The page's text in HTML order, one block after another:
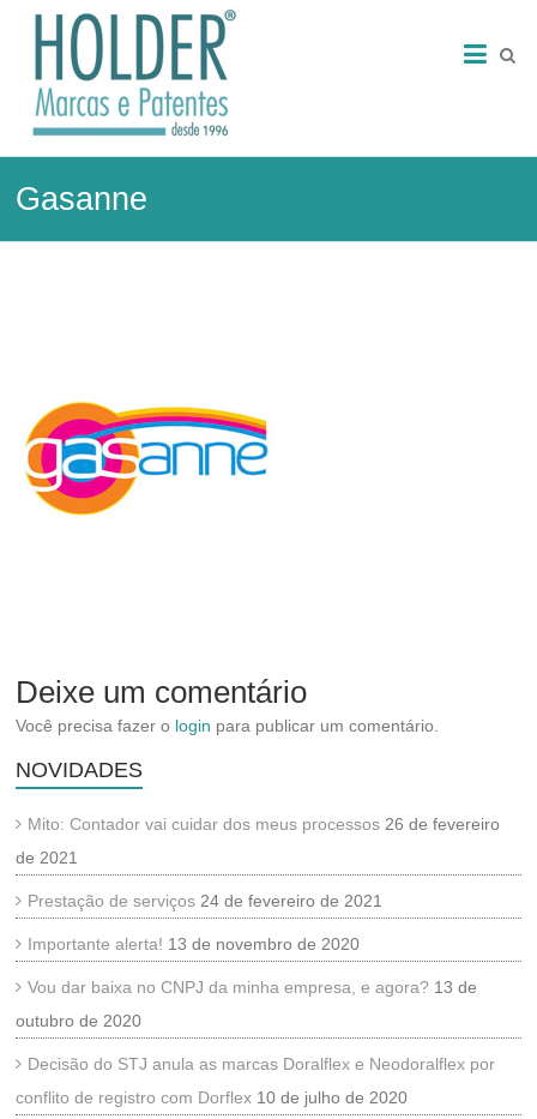
HOLDER
–
Marcas
e
Patentes
Marcas
Gasanne
Deixe um comentário
Você precisa fazer o login para publicar um comentário.
NOVIDADES
Mito: Contador vai cuidar dos meus processos 26 de fevereiro
de 2021
Prestação de serviços 24 de fevereiro de 2021
Importante alerta! 13 de novembro de 2020
Vou dar baixa no CNPJ da minha empresa, e agora? 13 de
outubro de 2020
Decisão do STJ anula as marcas Doralflex e Neodoralflex por
conflito de registro com Dorflex 10 de julho de 2020